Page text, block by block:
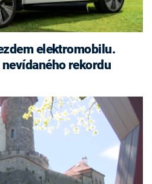
elektromobilu.
rekordu